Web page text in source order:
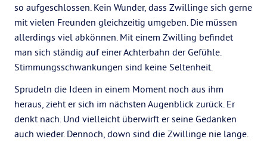
so aufgeschlossen. Kein Wunder, dass Zwillinge sich gerne
mit vielen Freunden gleichzeitig umgeben. Die müssen
allerdings viel abkönnen. Mit einem Zwilling befindet
man sich ständig auf einer Achterbahn der Gefühle.
Stimmungsschwankungen sind keine Seltenheit.
Sprudeln die Ideen in einem Moment noch aus ihm
heraus, zieht er sich im nächsten Augenblick zurück. Er
denkt nach. Und vielleicht überwirft er seine Gedanken
auch wieder. Dennoch, down sind die Zwillinge nie lange.